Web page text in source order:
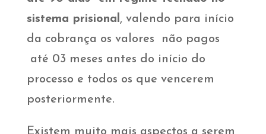
sistema prisional, valendo para início
da cobrança os valores não pagos
até 03 meses antes do início do
processo e todos os que vencerem
posteriormente.
Existem muito mais aspectos a serem